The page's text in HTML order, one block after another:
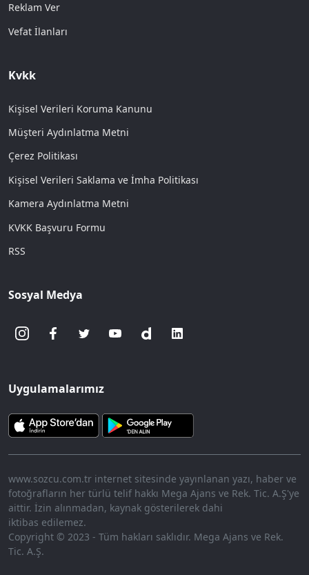
Reklam Ver
Vefat İlanları
Kvkk
Kişisel Verileri Koruma Kanunu
Müşteri Aydınlatma Metni
Çerez Politikası
Kişisel Verileri Saklama ve İmha Politikası
Kamera Aydınlatma Metni
KVKK Başvuru Formu
RSS
Sosyal Medya
Uygulamalarımız
www.sozcu.com.tr internet sitesinde yayınlanan yazı, haber ve
fotoğrafların her türlü telif hakkı Mega Ajans ve Rek. Tic. A.Ş'ye
aittir. İzin alınmadan, kaynak gösterilerek dahi
iktibas edilemez.
Copyright © 2023 - Tüm hakları saklıdır. Mega Ajans ve Rek.
Tic. A.Ş.